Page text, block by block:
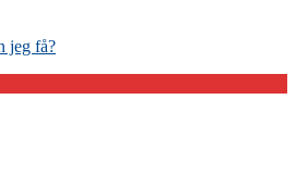
jeg få?